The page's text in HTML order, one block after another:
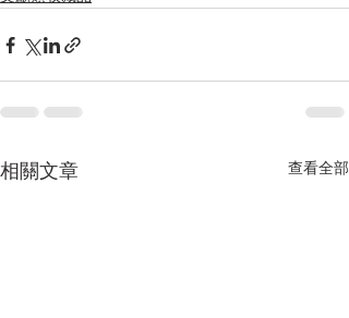
相關文章 查看全部